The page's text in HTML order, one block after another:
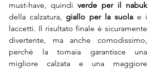
must-have, quindi verde per il nabuk
della calzatura, giallo per la suola e i
laccetti. Il risultato finale è sicuramente
divertente, ma anche comodissimo,
perché la tomaia garantisce una
migliore calzata e una maggiore